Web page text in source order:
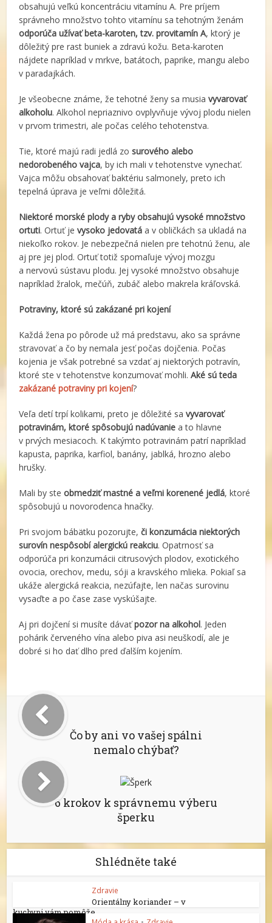
obsahujú veľkú koncentráciu vitamínu A. Pre príjem
správneho množstvo tohto vitamínu sa tehotným ženám
odporúča užívať beta-karoten, tzv. provitamín A, ktorý je
dôležitý pre rast buniek a zdravú kožu. Beta-karoten
nájdete napríklad v mrkve, batátoch, paprike, mangu alebo
v paradajkách.
Je všeobecne známe, že tehotné ženy sa musiavyvarovať
alkoholu. Alkohol nepriaznivo ovplyvňuje vývoj plodu nielen
v prvom trimestri, ale počas celého tehotenstva.
Tie, ktoré majú radi jedlá zosurového alebo
nedorobeného vajca, by ich mali v tehotenstve vynechať.
Vajca môžu obsahovať baktériu salmonely, preto ich
tepelná úprava je veľmi dôležitá.
Niektoré morské plody a ryby obsahujú vysoké množstvo
ortuti. Ortuť jevysoko jedovatá a v obličkách sa ukladá na
niekoľko rokov. Je nebezpečná nielen pre tehotnú ženu, ale
aj pre jej plod. Ortuť totiž spomaľuje vývoj mozgu
a nervovú sústavu plodu. Jej vysoké množstvo obsahuje
napríklad žralok, mečúň, zubáč alebo makrela kráľovská.
Potraviny, ktoré sú zakázané pri kojení
Každá žena po pôrode už má predstavu, ako sa správne
stravovať a čo by nemala jesť počas dojčenia. Počas
kojenia je však potrebné sa vzdať aj niektorých potravín,
ktoré ste v tehotenstve konzumovať mohli.Aké sú teda
zakázané potraviny pri kojení?
Veľa detí trpí kolikami, preto je dôležité savyvarovať
potravinám, ktoré spôsobujú nadúvaniea to hlavne
v prvých mesiacoch. K takýmto potravinám patrí napríklad
kapusta, paprika, karfiol, banány, jablká, hrozno alebo
hrušky.
Mali by steobmedziť mastné a veľmi korenené jedlá, ktoré
spôsobujú u novorodenca hnačky.
Pri svojom bábätku pozorujte,či konzumácia niektorých
surovín nespôsobí alergickú reakciu. Opatrnosť sa
odporúča pri konzumácii citrusových plodov, exotického
ovocia, orechov, medu, sóji a kravského mlieka. Pokiaľ sa
ukáže alergická reakcia, nezúfajte, len načas surovinu
vysaďte a po čase zase vyskúšajte.
Aj pri dojčení si musíte dávaťpozor na alkohol. Jeden
pohárik červeného vína alebo piva asi neuškodí, ale je
dobré si ho dať dlho pred ďalším kojením.
Čo by ani vo vašej spálni
nemalo chýbať?
6 krokov k správnemu výberu
šperku
Shlédněte také
Zdravie
Orientálny koriander – v
kuchyni vám pomôže